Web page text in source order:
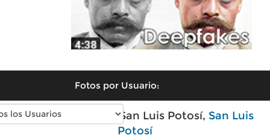
Fotos por Usuario:
Fotos antiguas de San Luis Potosí, San Luis
Potosí